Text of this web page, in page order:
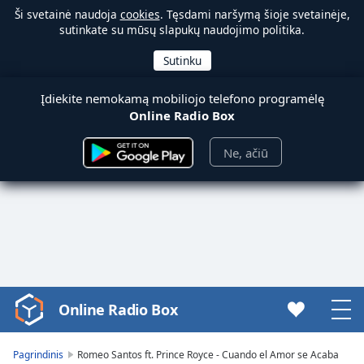
Ši svetainė naudoja cookies. Tęsdami naršymą šioje svetainėje,
sutinkate su mūsų slapukų naudojimo politika.
Įdiekite nemokamą mobiliojo telefono programėlę
Online Radio Box
Ne, ačiū
Video
Player
Online Radio Box
Pagrindinis Romeo Santos ft. Prince Royce - Cuando el Amor se Acaba